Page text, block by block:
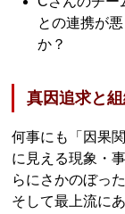
との連携が
か？
真因追求と
何事にも「因果
に見える現象・
らにさかのぼっ
そして最上流に